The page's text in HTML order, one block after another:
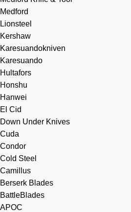
Medford
Lionsteel
Kershaw
Karesuandokniven
Karesuando
Hultafors
Honshu
Hanwei
El Cid
Down Under Knives
Cuda
Condor
Cold Steel
Camillus
Berserk Blades
BattleBlades
APOC